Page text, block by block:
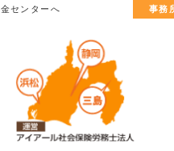
センターへ 事務